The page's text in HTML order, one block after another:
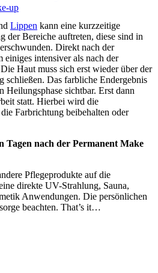
up
Lippen kann eine kurzzeitige
der Bereiche auftreten, diese sind in
Direkt nach der
einiges intensiver als nach der
Haut muss sich erst wieder über der
schließen. Das farbliche Endergebnis
Heilungsphase sichtbar. Erst dann
statt. Hierbei wird die
Farbrichtung beibehalten oder
Tagen nach der Permanent Make
Pflegeprodukte auf die
direkte UV-Strahlung, Sauna,
Anwendungen. Die persönlichen
beachten. That’s it…